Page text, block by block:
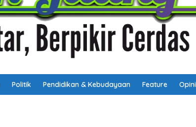
Politik Pendidikan & Kebudayaan Feature Opini